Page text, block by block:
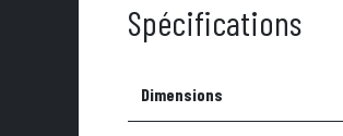
Spécifications
Dimensions